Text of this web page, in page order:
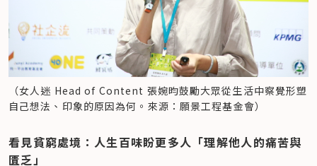
（女人迷 Head of Content 張婉昀鼓勵大眾從生活中察覺形塑
自己想法、印象的原因為何。來源：願景工程基金會）
看見貧窮處境：人生百味盼更多人「理解他人的痛苦與
匱乏」